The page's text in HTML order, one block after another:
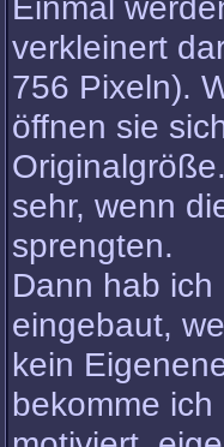
verkleinert
756 Pixeln).
öffnen sie
sehr, wenn
sprengten.
Dann hab
eingebaut,
kein
bekomme